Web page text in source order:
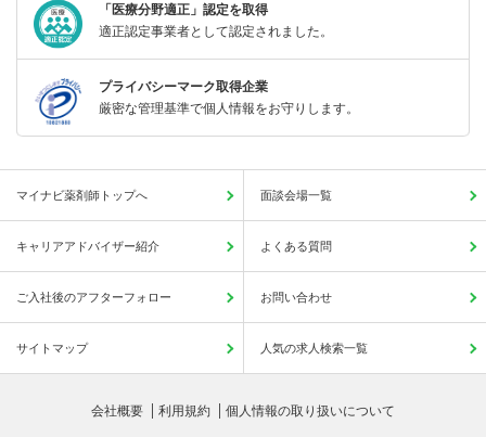
「医療分野適正」認定を取得
適正認定事業者として認定されました。
プライバシーマーク取得企業
厳密な管理基準で個人情報をお守りします。
マイナビ薬剤師トップへ 面談会場一覧
キャリアアドバイザー紹介 よくある質問
ご入社後のアフターフォロー お問い合わせ
サイトマップ 人気の求人検索一覧
会社概要 利用規約 個人情報の取り扱いについて